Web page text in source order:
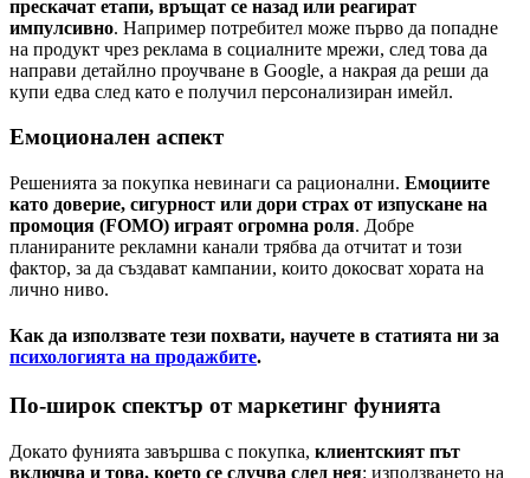
прескачат етапи, връщат се назад или реагират
импулсивно. Например потребител може първо да попадне
на продукт чрез реклама в социалните мрежи, след това да
направи детайлно проучване в Google, а накрая да реши да
купи едва след като е получил персонализиран имейл.
Емоционален аспект
Pешенията за покупка невинаги са рационални. Емоциите
като доверие, сигурност или дори страх от изпускане на
промоция (FOMO) играят огромна роля. Добре
планираните рекламни канали трябва да отчитат и този
фактор, за да създават кампании, които докосват хората на
лично ниво.
Как да използвате тези похвати, научете в статията ни за
психологията на продажбите.
По-широк спектър от маркетинг фунията
Докато фунията завършва с покупка, клиентският път
включва и това, което се случва след нея: използването на